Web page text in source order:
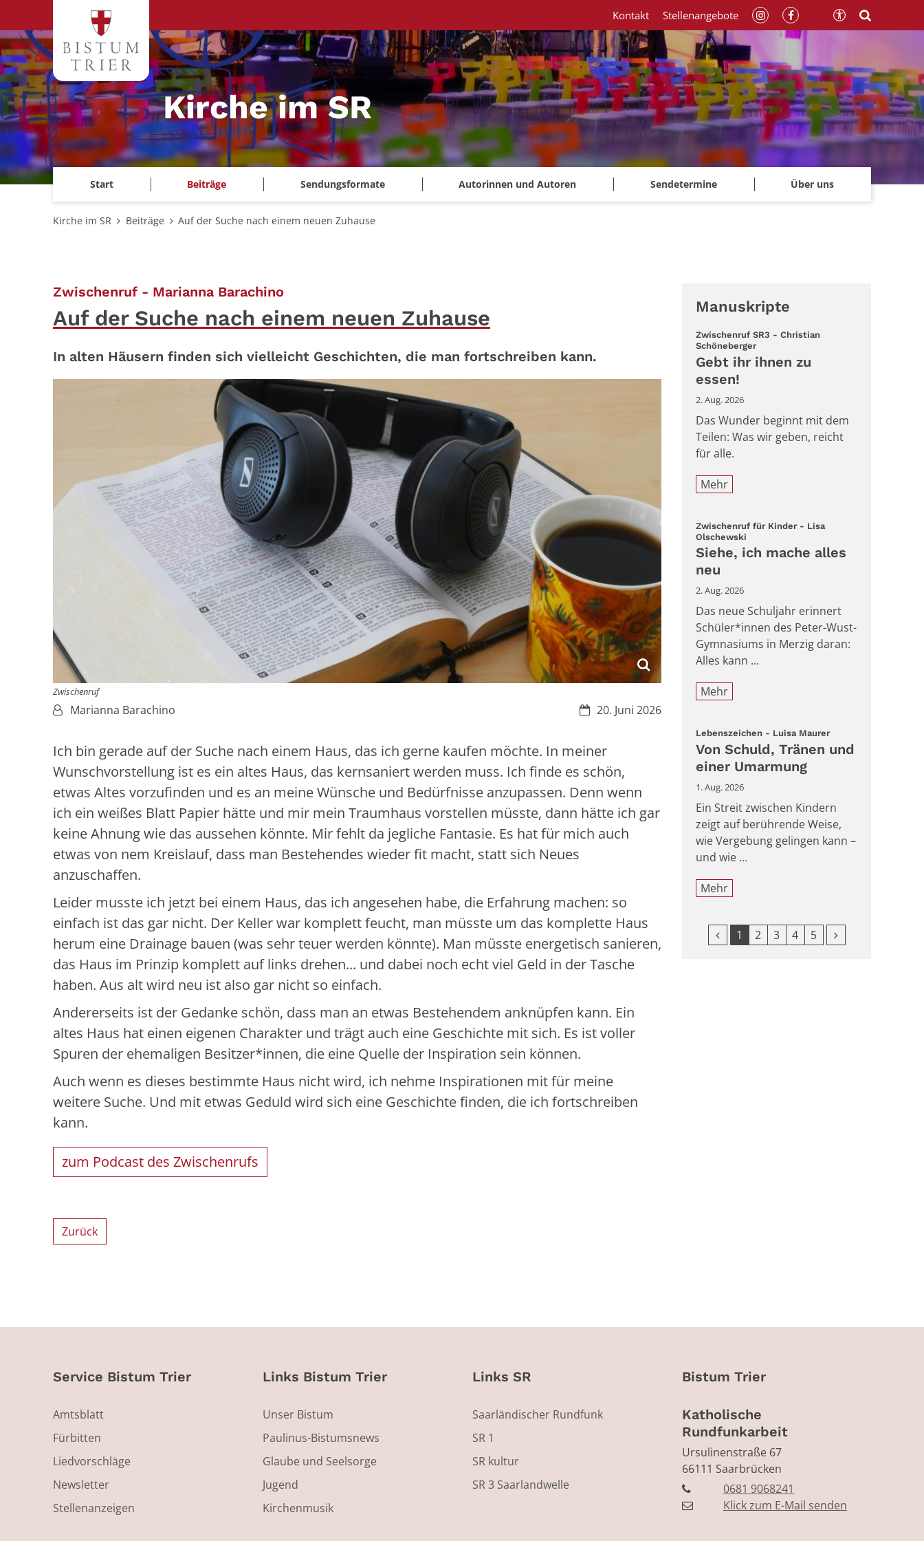
Zum Inhalt springen
Kirche im SR
Start Beiträge Sendungsformate Autorinnen und Autoren Sendetermine Über uns
Kontakt Stellenangebote
Kirche im SR Beiträge Auf der Suche nach einem neuen Zuhause
Zwischenruf - Marianna Barachino
Auf der Suche nach einem neuen Zuhause
In alten Häusern finden sich vielleicht Geschichten, die man fortschreiben kann.
Zwischenruf
Datum:20. Juni 2026
Von:Marianna Barachino
Ich bin gerade auf der Suche nach einem Haus, das ich gerne kaufen möchte. In meiner
Wunschvorstellung ist es ein altes Haus, das kernsaniert werden muss. Ich finde es schön,
etwas Altes vorzufinden und es an meine Wünsche und Bedürfnisse anzupassen. Denn wenn
ich ein weißes Blatt Papier hätte und mir mein Traumhaus vorstellen müsste, dann hätte ich gar
keine Ahnung wie das aussehen könnte. Mir fehlt da jegliche Fantasie. Es hat für mich auch
etwas von nem Kreislauf, dass man Bestehendes wieder fit macht, statt sich Neues
anzuschaffen.
Leider musste ich jetzt bei einem Haus, das ich angesehen habe, die Erfahrung machen: so
einfach ist das gar nicht. Der Keller war komplett feucht, man müsste um das komplette Haus
herum eine Drainage bauen (was sehr teuer werden könnte). Man müsste energetisch sanieren,
das Haus im Prinzip komplett auf links drehen... und dabei noch echt viel Geld in der Tasche
haben. Aus alt wird neu ist also gar nicht so einfach.
Andererseits ist der Gedanke schön, dass man an etwas Bestehendem anknüpfen kann. Ein
altes Haus hat einen eigenen Charakter und trägt auch eine Geschichte mit sich. Es ist voller
Spuren der ehemaligen Besitzer*innen, die eine Quelle der Inspiration sein können.
Auch wenn es dieses bestimmte Haus nicht wird, ich nehme Inspirationen mit für meine
weitere Suche. Und mit etwas Geduld wird sich eine Geschichte finden, die ich fortschreiben
kann.
zum Podcast des Zwischenrufs
Zurück
Manuskripte
Zwischenruf SR3 - Christian
Schöneberger:
Gebt ihr ihnen zu
essen!
2. Aug. 2026
Das Wunder beginnt mit dem
Teilen: Was wir geben, reicht
für alle.
Mehr
Zwischenruf für Kinder - Lisa
Olschewski
Siehe, ich mache alles
neu
2. Aug. 2026
Das neue Schuljahr erinnert
Schüler*innen des Peter-Wust-
Gymnasiums in Merzig daran:
Alles kann ...
Mehr
Lebenszeichen - Luisa Maurer:
Von Schuld, Tränen und
einer Umarmung
1. Aug. 2026
Ein Streit zwischen Kindern
zeigt auf berührende Weise,
wie Vergebung gelingen kann –
und wie ...
Mehr
Vorherige Seite
1 2 3 4 5 Nächste Seite
Service Bistum Trier
Amtsblatt
Fürbitten
Liedvorschläge
Newsletter
Stellenanzeigen
Links Bistum Trier
Unser Bistum
Paulinus-Bistumsnews
Glaube und Seelsorge
Jugend
Kirchenmusik
Links SR
Saarländischer Rundfunk
SR 1
SR kultur
SR 3 Saarlandwelle
Bistum Trier
Katholische
Rundfunkarbeit
Ursulinenstraße 67
66111 Saarbrücken
0681 9068241
Klick zum E-Mail senden